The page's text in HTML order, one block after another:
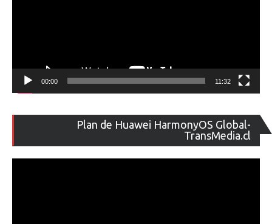
00:00 11:32
Plan de Huawei HarmonyOS Global-
TransMedia.cl
de